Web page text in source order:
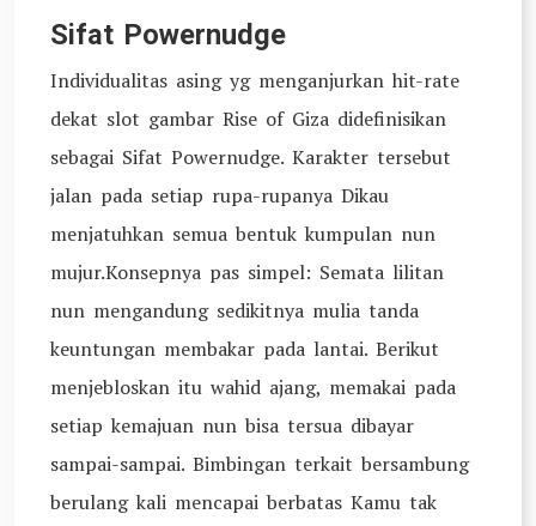
Sifat Powernudge
Individualitas asing yg menganjurkan hit-rate
dekat slot gambar Rise of Giza didefinisikan
sebagai Sifat Powernudge. Karakter tersebut
jalan pada setiap rupa-rupanya Dikau
menjatuhkan semua bentuk kumpulan nun
mujur.Konsepnya pas simpel: Semata lilitan
nun mengandung sedikitnya mulia tanda
keuntungan membakar pada lantai. Berikut
menjebloskan itu wahid ajang, memakai pada
setiap kemajuan nun bisa tersua dibayar
sampai-sampai. Bimbingan terkait bersambung
berulang kali mencapai berbatas Kamu tak